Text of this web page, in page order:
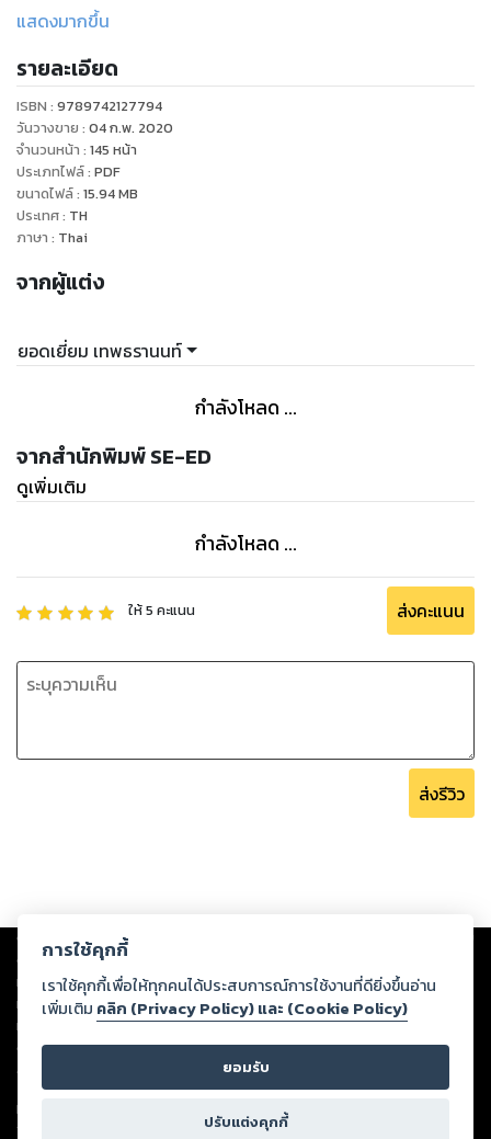
แสดงมากขึ้น
รายละเอียด
ISBN : 9789742127794
วันวางขาย : 04 ก.พ. 2020
จำนวนหน้า : 145 หน้า
ประเภทไฟล์: PDF
ขนาดไฟล์: 15.94MB
ประเทศ: TH
ภาษา : Thai
จากผู้แต่ง
ยอดเยี่ยม เทพธรานนท์
กำลังโหลด ...
จากสำนักพิมพ์ SE-ED
ดูเพิ่มเติม
กำลังโหลด ...
ให้5 คะแนน ส่งคะแนน
ส่งรีวิว
Copyright © 2026
ต่อผลงานหรือเนื้อหาใดที่อัปโหลดผ่านเว็บไซต์และปรากฏว่าละเมิดสิทธิใน
ทรัพย์สินทางปัญญาของบุคคลอื่นหรือขัดต่อกฎหมายและศีลธรรม ดังนั้น ผู้อ่าน
ทุกท่านโปรดใช้วิจารณญาณในการกลั่นกรองด้วยตนเอง และหากท่านพบว่าส่วน
หนึ่งส่วนใดขัดต่อกฎหมายและศีลธรรม กรุณาแจ้งมายังบริษัท เพื่อทีมงานจะได้
ดำเนินการในทันที ทั้งนี้ ทางสตอรี่ล็อกขอสงวนลิขสิทธิ์ตามพระราชบัญญัติ
ลิขสิทธิ์ พ.ศ. 2537 (ฉบับล่าสุด)
For support: member@ookbee.com
Version
การใช้คุกกี้
เราใช้คุกกี้เพื่อให้ทุกคนได้ประสบการณ์การใช้งานที่ดียิ่งขึ้นอ่าน
เพิ่มเติม คลิก (Privacy Policy) และ (Cookie Policy)
ยอมรับ
ปรับแต่งคุกกี้